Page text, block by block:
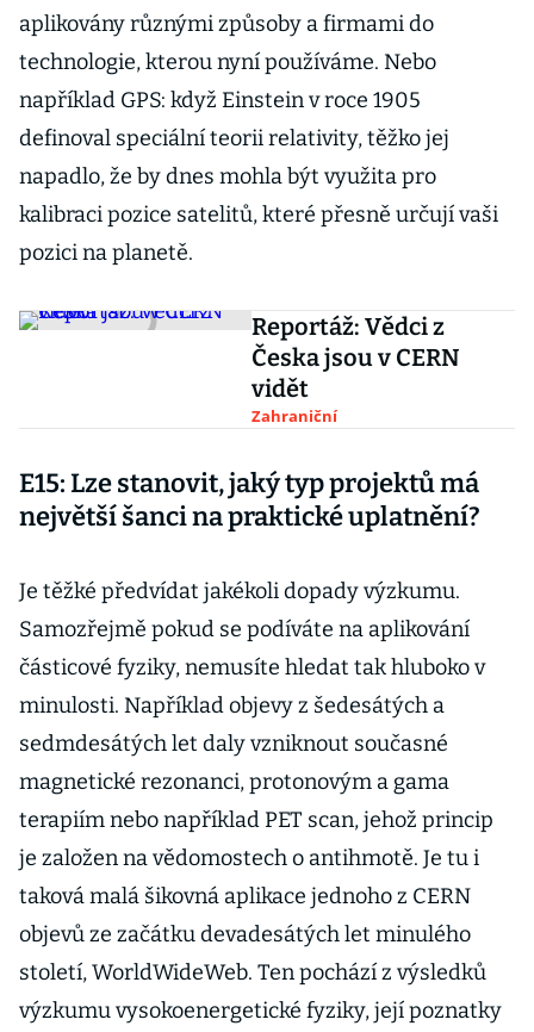
aplikovány různými způsoby a firmami do
technologie, kterou nyní používáme. Nebo
například GPS: když Einstein v roce 1905
definoval speciální teorii relativity, těžko jej
napadlo, že by dnes mohla být využita pro
kalibraci pozice satelitů, které přesně určují vaši
pozici na planetě.
Reportáž: Vědci z
Česka jsou v CERN
vidět
Zahraniční
E15: Lze stanovit, jaký typ projektů má
největší šanci na praktické uplatnění?
Je těžké předvídat jakékoli dopady výzkumu.
Samozřejmě pokud se podíváte na aplikování
částicové fyziky, nemusíte hledat tak hluboko v
minulosti. Například objevy z šedesátých a
sedmdesátých let daly vzniknout současné
magnetické rezonanci, protonovým a gama
terapiím nebo například PET scan, jehož princip
je založen na vědomostech o antihmotě. Je tu i
taková malá šikovná aplikace jednoho z CERN
objevů ze začátku devadesátých let minulého
století, WorldWideWeb. Ten pochází z výsledků
výzkumu vysokoenergetické fyziky, její poznatky